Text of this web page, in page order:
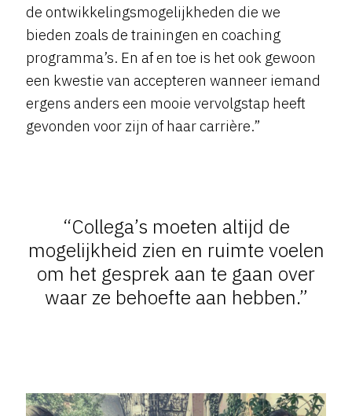
de ontwikkelingsmogelijkheden die we
bieden zoals de trainingen en coaching
programma’s. En af en toe is het ook gewoon
een kwestie van accepteren wanneer iemand
ergens anders een mooie vervolgstap heeft
gevonden voor zijn of haar carrière.”
“Collega’s moeten altijd de
mogelijkheid zien en ruimte voelen
om het gesprek aan te gaan over
waar ze behoefte aan hebben.”